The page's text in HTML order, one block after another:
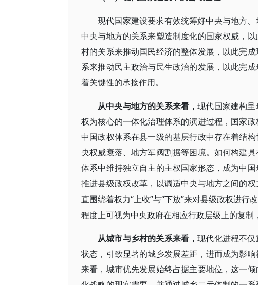
现代国家建设要求有效统筹好中央与地方
中央与地方的关系来塑造制度化的国家权威，
村的关系来推动国民经济的整体发展，以此完
系来推动民主政治与民生政治的发展，以此完
着关键性的承接作用。
从中央与地方的关系来看，现代国家建构
权为核心的一体化治理体系的演进过程，国家
中国政权体系在县一级的基层行政中存在着结
央权威衰落、地方军阀割据等困境。如何构建
体系中维持独立自主的主权国家形态，成为中
推进县级政权改革，以调适中央与地方之间的
直围绕着权力“上收”与“下放”来对县级政权进
程度上可视为中央政府在相应行政层级上的复制
从城市与乡村的关系来看，现代化进程不
状态，引致显著的城乡发展差距，进而成为影
来看，城市优先发展始终占据主要地位，这一